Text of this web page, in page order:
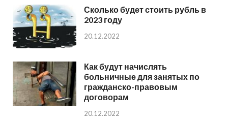
Сколько будет стоить рубль в
2023 году
20.12.2022
Как будут начислять
больничные для занятых по
гражданско-правовым
договорам
20.12.2022